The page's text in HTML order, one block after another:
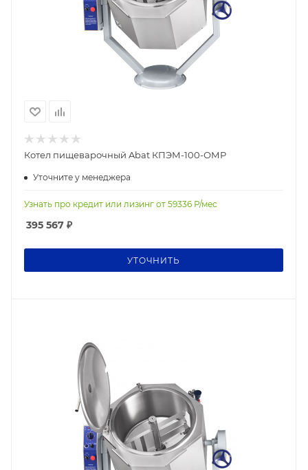
Котел пищеварочный Abat КПЭМ-100-ОМР
Уточните у менеджера
Узнать про кредит или лизинг от 59336 Р/мес
395 567 ₽
УТОЧНИТЬ